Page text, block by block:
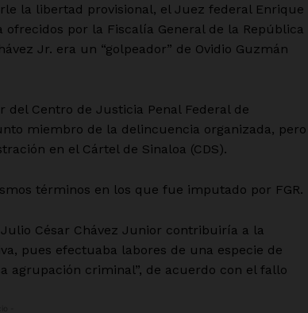
la libertad provisional, el Juez federal Enrique
por la Fiscalía General de la República
Jr. era un “golpeador” de Ovidio Guzmán
del Centro de Justicia Penal Federal de
miembro de la delincuencia organizada, pero
en el Cártel de Sinaloa (CDS).
términos en los que fue imputado por FGR.
César Chávez Junior contribuiría a la
pues efectuaba labores de una especie de
agrupación criminal”, de acuerdo con el fallo